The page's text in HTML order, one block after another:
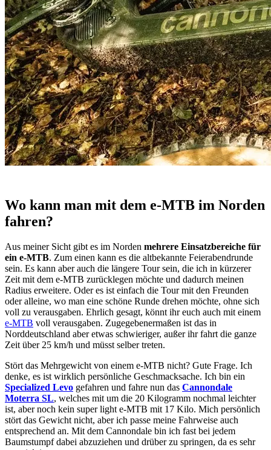
Wo kann man mit dem e-MTB im Norden
fahren?
Aus meiner Sicht gibt es im Norden mehrere Einsatzbereiche für
ein e-MTB. Zum einen kann es die altbekannte Feierabendrunde
sein. Es kann aber auch die längere Tour sein, die ich in kürzerer
Zeit mit dem e-MTB zurücklegen möchte und dadurch meinen
Radius erweitere. Oder es ist einfach die Tour mit den Freunden
oder alleine, wo man eine schöne Runde drehen möchte, ohne sich
voll zu verausgaben. Ehrlich gesagt, könnt ihr euch auch mit einem
e-MTB voll verausgaben. Zugegebenermaßen ist das in
Norddeutschland aber etwas schwieriger, außer ihr fahrt die ganze
Zeit über 25 km/h und müsst selber treten.
Stört das Mehrgewicht von einem e-MTB nicht? Gute Frage. Ich
denke, es ist wirklich persönliche Geschmacksache. Ich bin ein
Specialized Levo gefahren und fahre nun das Cannondale
Moterra SL, welches mit um die 20 Kilogramm nochmal leichter
ist, aber noch kein super light e-MTB mit 17 Kilo. Mich persönlich
stört das Gewicht nicht, aber ich passe meine Fahrweise auch
entsprechend an. Mit dem Cannondale bin ich fast bei jedem
Baumstumpf dabei abzuziehen und drüber zu springen, da es sehr